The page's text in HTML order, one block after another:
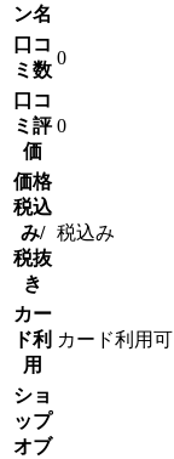
ン名
口コ
ミ数
0
口コ
ミ評
価
0
価格
税込
み/
税抜
き
税込み
カー
ド利
用
カード利用可
ショ
ップ
オブ